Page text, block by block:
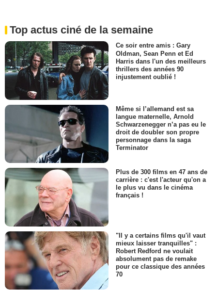
Top actus ciné de la semaine
Ce soir entre amis : Gary
Oldman, Sean Penn et Ed
Harris dans l'un des meilleurs
thrillers des années 90
injustement oublié !
Même si l’allemand est sa
langue maternelle, Arnold
Schwarzenegger n’a pas eu le
droit de doubler son propre
personnage dans la saga
Terminator
Plus de 300 films en 47 ans de
carrière : c'est l'acteur qu'on a
le plus vu dans le cinéma
français !
"Il y a certains films qu'il vaut
mieux laisser tranquilles" :
Robert Redford ne voulait
absolument pas de remake
pour ce classique des années
70